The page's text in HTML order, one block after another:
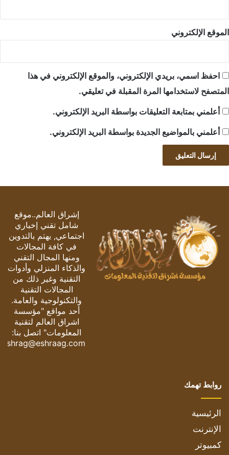
الموقع الإلكتروني
احفظ اسمي، بريدي الإلكتروني، والموقع الإلكتروني في هذا
المتصفح لاستخدامها المرة المقبلة في تعليقي.
أعلمني بمتابعة التعليقات بواسطة البريد الإلكتروني.
أعلمني بالمواضيع الجديدة بواسطة البريد الإلكتروني.
إشراق العالم..موقع
شامل تقني إخباري
اجتماعي, يهتم بالتدوين
في كافة المجالات
ومنها المجال التقني
والذكاء المنزلي وأدوات
التقنية وغير ذلك من
المجالات التقنية
والتكنولوجية والعامة.
أحد مواقع "مؤسسة
اشراق العالم لتقنية
المعلومات" اتصل بنا:
eshrag@eshraag.com
روابط تهمك
الرئيسية
الإنترنت
كمبيوتر